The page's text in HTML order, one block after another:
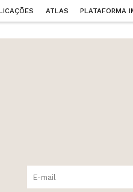
ATLAS PLATAFORMA